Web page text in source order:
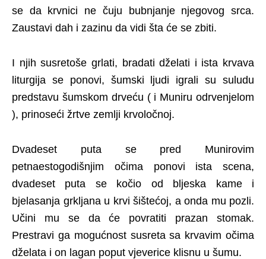
se da krvnici ne čuju bubnjanje njegovog srca.
Zaustavi dah i zazinu da vidi šta će se zbiti.
I njih susretoše grlati, bradati dželati i ista krvava
liturgija se ponovi, šumski ljudi igrali su suludu
predstavu šumskom drveću ( i Muniru odrvenjelom
), prinoseći žrtve zemlji krvoločnoj.
Dvadeset puta se pred Munirovim
petnaestogodišnjim očima ponovi ista scena,
dvadeset puta se kočio od bljeska kame i
bjelasanja grkljana u krvi šištećoj, a onda mu pozli.
Učini mu se da će povratiti prazan stomak.
Prestravi ga mogućnost susreta sa krvavim očima
dželata i on lagan poput vjeverice klisnu u šumu.